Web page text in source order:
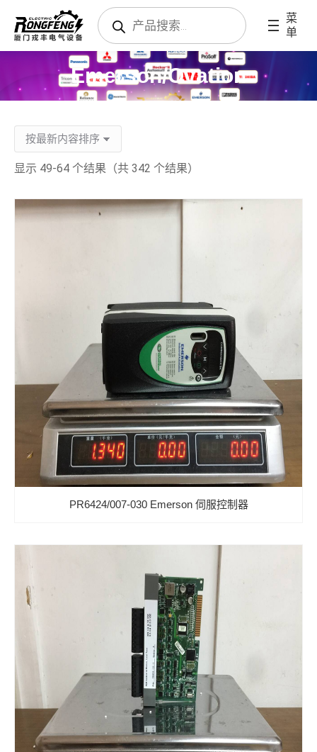
菜
单
搜
索
产
品
Emerson/Ovation
显示 49-64 个结果（共 342 个结果）
PR6424/007-030 Emerson 伺服控制器